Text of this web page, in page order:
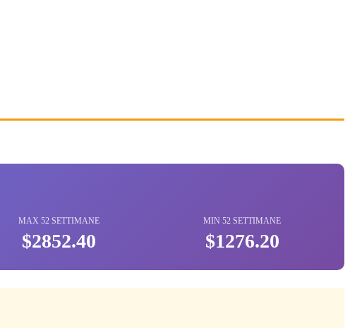
MAX 52 SETTIMANE
$2852.40
MIN 52 SETTIMANE
$1276.20